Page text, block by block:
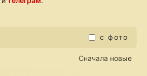
с фото
Сначала новые